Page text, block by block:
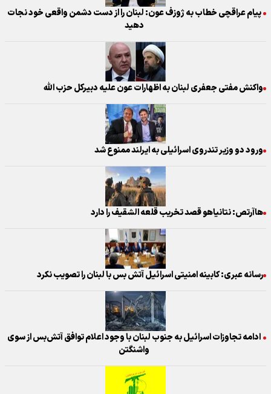
پیام عراقچی خطاب به ژوزف عون: لبنان را از دست دشمن واقعی خود نجات
دهید
واکنش مفتی جعفری لبنان به اظهارات عون علیه دبیرکل حزب الله
ورود دو وزیر تندروی اسرائیلی به ایرلند ممنوع شد
هاآرتص: نتانیاهو قصد تخریب قلعه الشقیف را دارد
رسانه عبری: کابینه امنیتی اسرائیل آتش بس با لبنان را تصویب نکرد
ادامه تجاوزات اسرائیل به جنوب لبنان با وجود اعلام توافق آتش‌بس از سوی
واشنگتن